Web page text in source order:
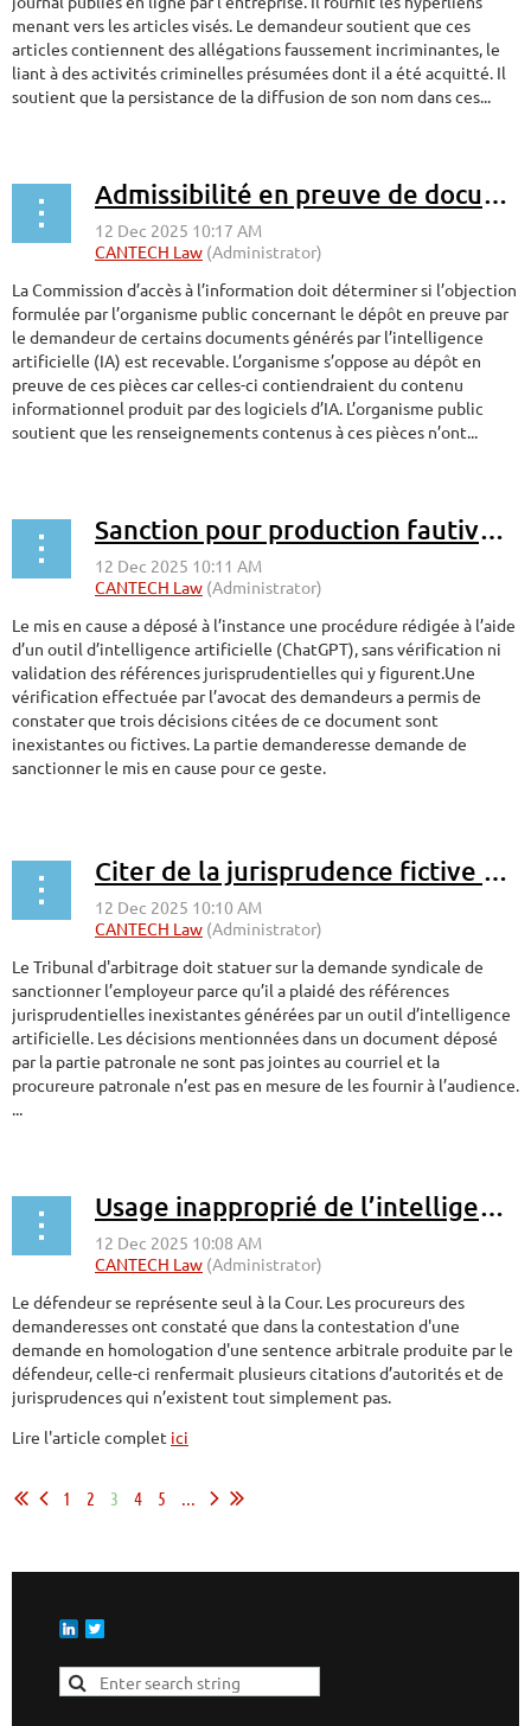
menant vers les articles visés. Le demandeur soutient que ces
articles contiennent des allégations faussement incriminantes, le
liant à des activités criminelles présumées dont il a été acquitté. Il
soutient que la persistance de la diffusion de son nom dans ces...
Admissibilité en preuve de documents générés par IA
La Commission d’accès à l’information doit déterminer si l’objection
formulée par l’organisme public concernant le dépôt en preuve par
le demandeur de certains documents générés par l’intelligence
artificielle (IA) est recevable. L’organisme s’oppose au dépôt en
preuve de ces pièces car celles-ci contiendraient du contenu
informationnel produit par des logiciels d’IA. L’organisme public
soutient que les renseignements contenus à ces pièces n’ont...
Sanction pour production fautive de documents générés par IA
Le mis en cause a déposé à l’instance une procédure rédigée à l’aide
d’un outil d’intelligence artificielle (ChatGPT), sans vérification ni
validation des références jurisprudentielles qui y figurent.Une
vérification effectuée par l’avocat des demandeurs a permis de
constater que trois décisions citées de ce document sont
inexistantes ou fictives. La partie demanderesse demande de
sanctionner le mis en cause pour ce geste.
Citer de la jurisprudence fictive générée par intelligence artificielle devant un Tribunal est un geste répréhensible
Le Tribunal d'arbitrage doit statuer sur la demande syndicale de
sanctionner l’employeur parce qu’il a plaidé des références
jurisprudentielles inexistantes générées par un outil d’intelligence
artificielle. Les décisions mentionnées dans un document déposé
par la partie patronale ne sont pas jointes au courriel et la
procureure patronale n’est pas en mesure de les fournir à l’audience.
...
Usage inapproprié de l’intelligence artificielle devant le Tribunal
Le défendeur se représente seul à la Cour. Les procureurs des
demanderesses ont constaté que dans la contestation d'une
demande en homologation d'une sentence arbitrale produite par le
défendeur, celle-ci renfermait plusieurs citations d’autorités et de
jurisprudences qui n’existent tout simplement pas.
Lire l'article complet ici
1 2 3 4 5 ...